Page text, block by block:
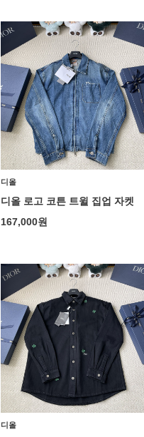
디올
디올 로고 코튼 트윌 집업 자켓
167,000원
디올